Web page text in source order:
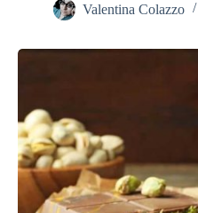
Valentina Colazzo